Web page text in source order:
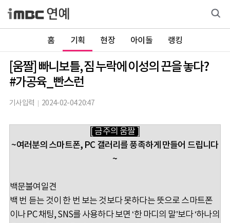
홈 기획 현장 아이돌 랭킹
[움짤] 빠니보틀, 짐 누락에 이성의 끈을 놓다?
#가공육_빤스런
기사입력 2024-02-04 20:47
[ 금주의 움짤 ]
~여러분의 스마트폰, PC 갤러리를 풍족하게 만들어 드립니다
~
백문불여일견
백 번 듣는 것이 한 번 보는 것보다 못하다는 뜻으로 스마트폰
이나 PC 채팅, SNS를 사용하다 보면 ‘한 마디의 말’보다 ‘하나의